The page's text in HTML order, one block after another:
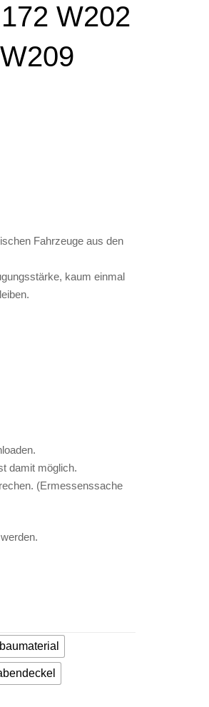
W202
Fahrzeuge aus den
kaum einmal
damit möglich.
(Ermessenssache